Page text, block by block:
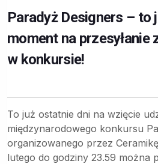
Paradyż Designers – to
moment na przesyłanie
w konkursie!
To już ostatnie dni na wzięcie
międzynarodowego konkursu
organizowanego przez
lutego do godziny 23.59 można